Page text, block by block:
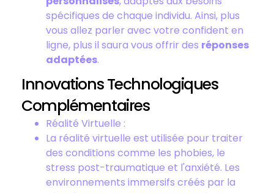
spécifiques de chaque individu. Ainsi, plus
vous allez parler avec votre confident en
ligne, plus il saura vous offrir des réponses
adaptées.
Innovations Technologiques
Complémentaires
Réalité Virtuelle :
La réalité virtuelle est utilisée pour traiter
des conditions comme les phobies, le
stress post-traumatique et l'anxiété. Les
environnements immersifs créés par la